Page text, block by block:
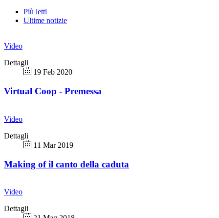
Più letti
Ultime notizie
Video
Dettagli
19 Feb 2020
Virtual Coop - Premessa
Video
Dettagli
11 Mar 2019
Making of il canto della caduta
Video
Dettagli